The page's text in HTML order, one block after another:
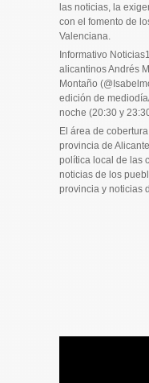
las noticias, la
con el fomento de
Valenciana.
Informativo
alicantinos Andrés
Montaño
edición de
noche (20:30 y
El área de
provincia de
política local de las
noticias de los
provincia y noticias